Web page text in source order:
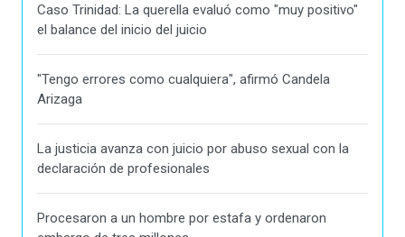
Caso Trinidad: La querella evaluó como "muy positivo"
el balance del inicio del juicio
"Tengo errores como cualquiera", afirmó Candela
Arizaga
La justicia avanza con juicio por abuso sexual con la
declaración de profesionales
Procesaron a un hombre por estafa y ordenaron